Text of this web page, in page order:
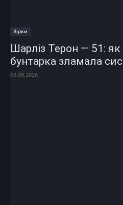
Зірки
Шарліз Терон — 51: як
бунтарка зламала
05.08.2026